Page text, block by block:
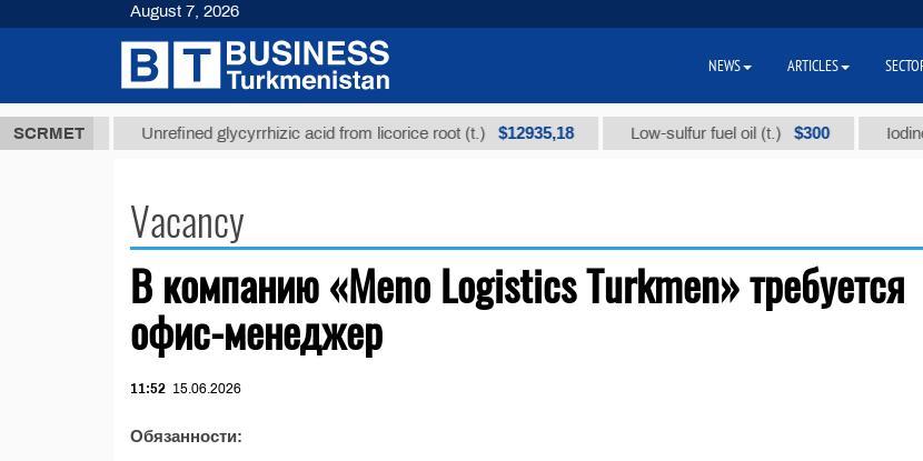
SCRMET
ТМТ Unrefined glycyrrhizic acid from licorice root (t.) $12935,18 Low-sulfur fuel oil (t.) $300
Vacancy
В компанию «Meno Logistics Turkmen» требуется
офис-менеджер
11:52 15.06.2026
Обязанности:
August 7, 2026
NEWS ARTICLES